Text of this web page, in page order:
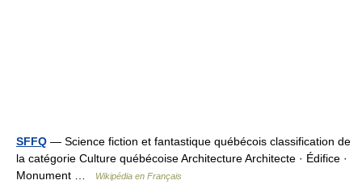
SFFQ — Science fiction et fantastique québécois classification de
la catégorie Culture québécoise Architecture Architecte · Édifice ·
Monument …
Wikipédia en Français